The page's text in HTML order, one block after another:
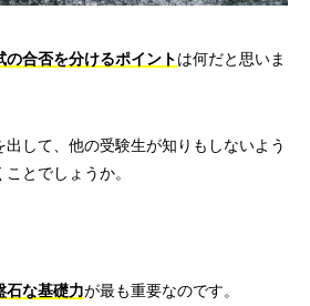
の合否を分けるポイントは何だと思いま
して、他の受験生が知りもしないよう
とでしょうか。
石な基礎力が最も重要なのです。